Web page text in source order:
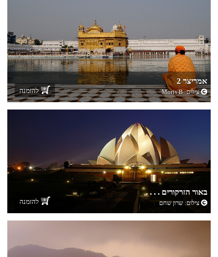
אמריצר 2
צילום:Moris B להזמנה
באור הזרקורים . . . .
צילום:שרון שחם להזמנה